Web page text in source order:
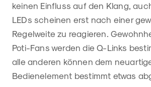
keinen Einfluss auf den Klang,
LEDs scheinen erst nach einer
Regelweite zu reagieren.
Poti-Fans werden die Q-Links
alle anderen können dem
Bedienelement bestimmt etwas